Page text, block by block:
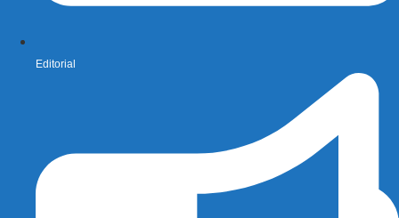
Editorial